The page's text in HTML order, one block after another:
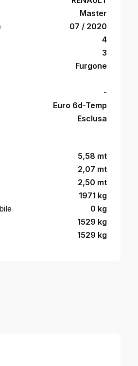
Master
07 / 2020
4
3
Furgone
-
Euro 6d-Temp
Esclusa
5,58 mt
2,07 mt
2,50 mt
1971 kg
0 kg
1529 kg
1529 kg